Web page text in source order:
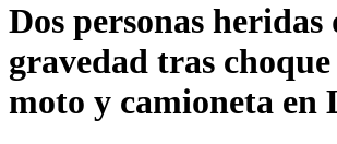
Dos personas heridas
gravedad tras
moto y camioneta en